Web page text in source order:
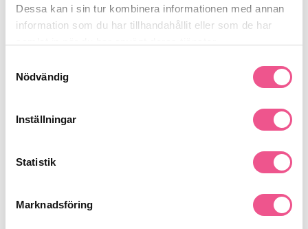
Dessa kan i sin tur kombinera informationen med annan
information som du har tillhandahållit eller som de har
Nödvändig
Inställningar
Statistik
Marknadsföring
Hår Färgning Toning